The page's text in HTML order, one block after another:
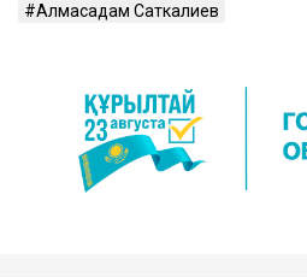
Алмасадам Саткалиев